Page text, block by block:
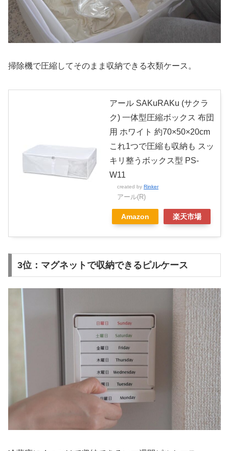
掃除機で圧縮してそのまま収納できる衣類ケース。
アール SAKuRAKu (サクラ
ク) 一体型圧縮ボックス 布団
用 ホワイト 約70×50×20cm
これ1つで圧縮も収納も スッ
キリ整うボックス型 PS-
W11
created by Rinker
アール(R)
Amazon 楽天市場
3位：マグネットで収納できるピルケース